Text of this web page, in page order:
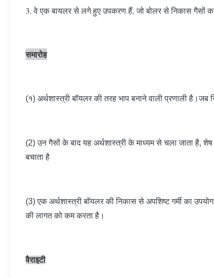
3. वे एक बायलर से लगे हुए उपकरण हैं, जो बोलर से निकास गैसों
समारोह
(१) अर्थशास्त्री बॉयलर की तरह भाप बनाने वाली प्रणाली
(2) उन गैसों के बाद यह अर्थशास्त्री के माध्यम से चला जाता है,
बचाता है
(3) एक अर्थशास्त्री बॉयलर की निकास से अपशिष्ट गर्मी का
की लागत को कम करता है।
वैराइटी